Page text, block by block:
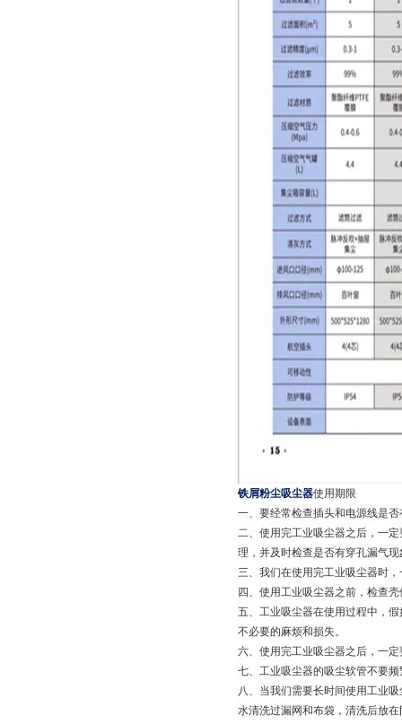
铁屑粉尘吸尘器使用期限
一、要经常检查插头和电源线是
二、使用完工业吸尘器之后，一
理，并及时检查是否有穿孔漏气
三、我们在使用完工业吸尘器时
四、使用工业吸尘器之前，检查
五、工业吸尘器在使用过程中，
不必要的麻烦和损失。
六、使用完工业吸尘器之后，一
七、工业吸尘器的吸尘软管不要
八、当我们需要长时间使用工业
水清洗过漏网和布袋，清洗后放